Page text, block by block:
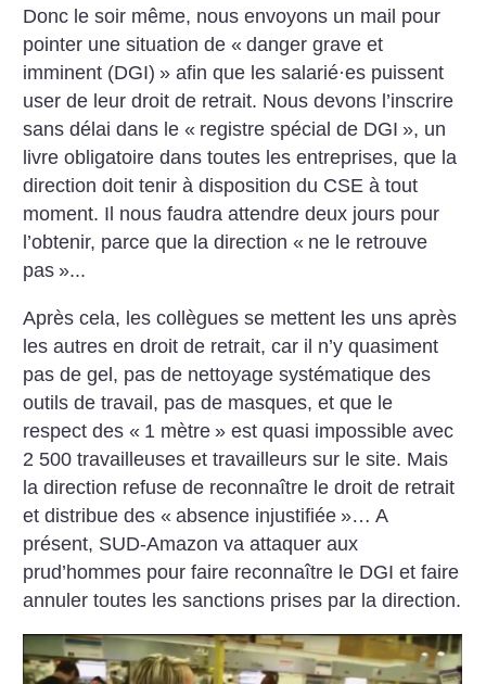
Donc le soir même, nous envoyons un mail pour
pointer une situation de « danger grave et
imminent (DGI) » afin que les salarié·es puissent
user de leur droit de retrait. Nous devons l’inscrire
sans délai dans le « registre spécial de DGI », un
livre obligatoire dans toutes les entreprises, que la
direction doit tenir à disposition du CSE à tout
moment. Il nous faudra attendre deux jours pour
l’obtenir, parce que la direction « ne le retrouve
pas »...
Après cela, les collègues se mettent les uns après
les autres en droit de retrait, car il n’y quasiment
pas de gel, pas de nettoyage systématique des
outils de travail, pas de masques, et que le
respect des « 1 mètre » est quasi impossible avec
2 500 travailleuses et travailleurs sur le site. Mais
la direction refuse de reconnaître le droit de retrait
et distribue des « absence injustifiée »… A
présent, SUD-Amazon va attaquer aux
prud’hommes pour faire reconnaître le DGI et faire
annuler toutes les sanctions prises par la direction.